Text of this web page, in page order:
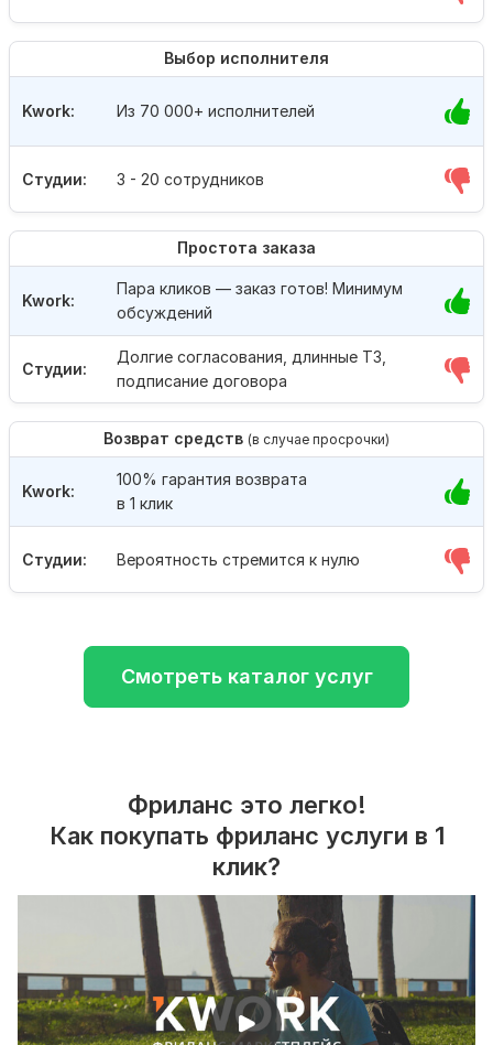
Выбор исполнителя
Студии: 3 - 20 сотрудников
Kwork: Из 70 000+ исполнителей
Простота заказа
Студии:
Долгие согласования, длинные ТЗ,
подписание договора
Kwork:
Пара кликов — заказ готов! Минимум
обсуждений
Возврат средств (в случае просрочки)
Студии: Вероятность стремится к нулю
Kwork:
100% гарантия возврата
в 1 клик
Смотреть каталог услуг
Фриланс это легко!
Как покупать фриланс услуги в 1
клик?